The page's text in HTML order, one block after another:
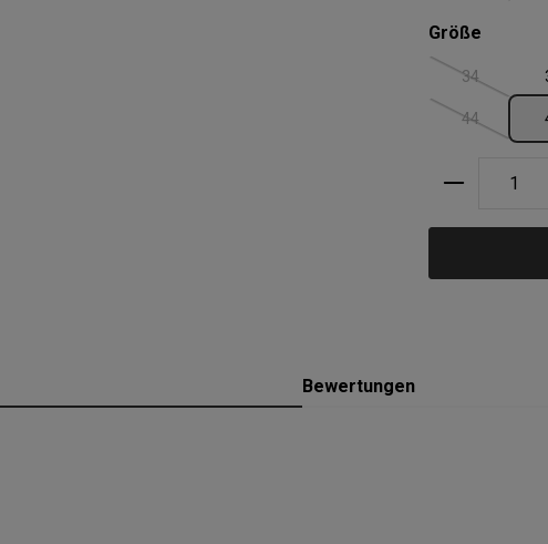
Größe
34(Diese
44(Diese
Produkt
Bewertungen